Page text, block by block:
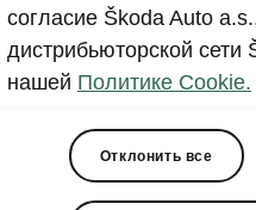
багажа
сумка
дверь с виртуальной
багажника с
система
согласие Škoda Auto
дистрибьюторской сети
нашей Политике Cookie.
Отклонить все